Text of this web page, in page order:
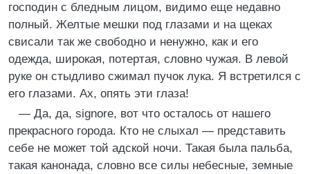
господин с бледным лицом, видимо еще недавно
полный. Желтые мешки под глазами и на щеках
свисали так же свободно и ненужно, как и его
одежда, широкая, потертая, словно чужая. В левой
руке он стыдливо сжимал пучок лука. Я встретился с
его глазами. Ах, опять эти глаза!
— Да, да, signore, вот что осталось от нашего
прекрасного города. Кто не слыхал — представить
себе не может той адской ночи. Такая была пальба,
такая канонада, словно все силы небесные, земные